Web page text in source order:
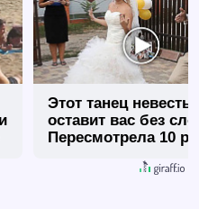
Этот танец невесты
оставит вас без
Пересмотрела 10